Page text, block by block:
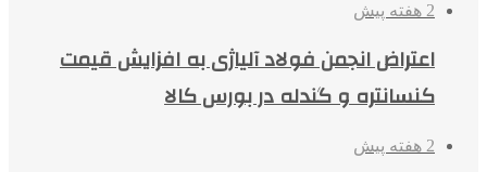
2 هفته پیش
اعتراض انجمن فولاد آلیاژی به افزایش قیمت
کنسانتره و گندله در بورس کالا
2 هفته پیش